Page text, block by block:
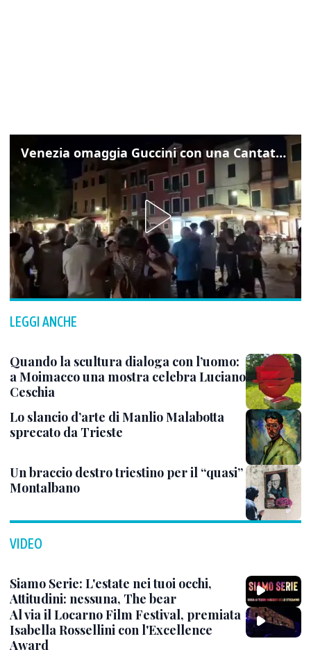
Venezia omaggia Guccini con una Cantata Anarchica in campo Santa Margherita
LEGGI ANCHE
Quando la scultura dialoga con l’uomo:
a Moimacco una mostra celebra Luciano
Ceschia
Lo slancio d’arte di Manlio Malabotta
sprecato da Trieste
Un braccio destro triestino per il “quasi”
Montalbano
VIDEO
Siamo Serie: L'estate nei tuoi occhi,
Attitudini: nessuna, The bear
Al via il Locarno Film Festival, premiata
Isabella Rossellini con l'Excellence
Award